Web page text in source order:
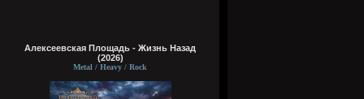
Алексеевская Площадь - Жизнь Назад
(2026)
Metal / Heavy / Rock